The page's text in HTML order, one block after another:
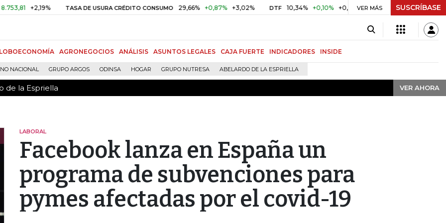
+2,19% TASA DE USURA CRÉDITO CONSUMO 29,66% +0,87% +3,02% DTF 10,34% +0,10% +0,98% UVR $ 416,91 +$ 0,05 +0,01%
VER MÁS SUSCRÍBASE
AGRONEGOCIOS ANÁLISIS ASUNTOS LEGALES CAJA FUERTE INDICADORES INSIDE
NACIONAL GRUPO ARGOS ODINSA HOGAR GRUPO NUTRESA ABELARDO DE LA ESPRIELLA
de la Espriella VER AHORA
la Espriella VER AHORA
LABORAL
Facebook lanza en España un
programa de subvenciones para
pymes afectadas por el covid-19